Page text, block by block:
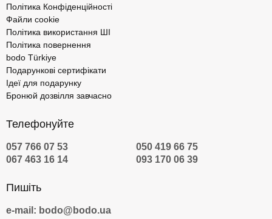
Політика Конфіденційності
Файли cookie
Політика використання ШІ
Політика повернення
bodo Türkiye
Подарункові сертифікати
Ідеї для подарунку
Бронюй дозвілля завчасно
Телефонуйте
057 766 07 53
050 419 66 75
067 463 16 14
093 170 06 39
Пишіть
e-mail: bodo@bodo.ua